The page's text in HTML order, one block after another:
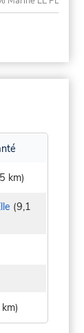
km)
(9,1